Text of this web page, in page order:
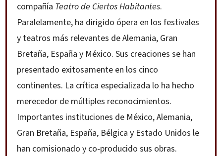
compañía Teatro de Ciertos Habitantes.
Paralelamente, ha dirigido ópera en los festivales
y teatros más relevantes de Alemania, Gran
Bretaña, España y México. Sus creaciones se han
presentado exitosamente en los cinco
continentes. La crítica especializada lo ha hecho
merecedor de múltiples reconocimientos.
Importantes instituciones de México, Alemania,
Gran Bretaña, España, Bélgica y Estado Unidos le
han comisionado y co-producido sus obras.